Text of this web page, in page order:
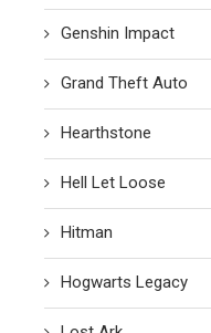
Genshin Impact
Grand Theft Auto
Hearthstone
Hell Let Loose
Hitman
Hogwarts Legacy